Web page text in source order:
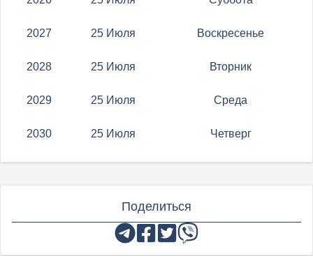
2027 25 Июля Воскресенье
2028 25 Июля Вторник
2029 25 Июля Среда
2030 25 Июля Четверг
Поделиться